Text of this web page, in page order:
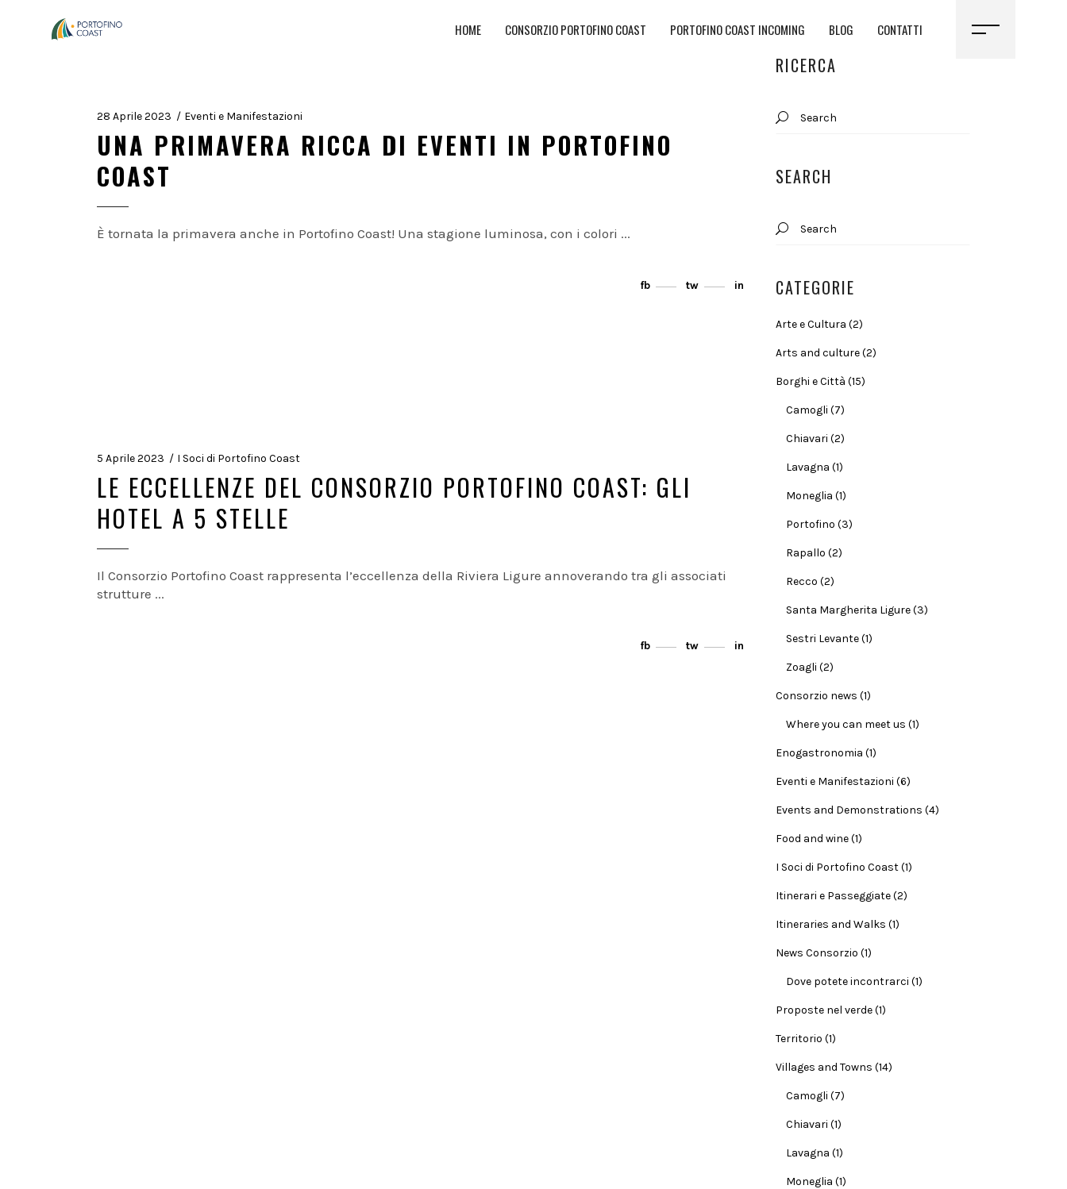
HOME CONSORZIO PORTOFINO COAST PORTOFINO COAST INCOMING BLOG CONTATTI
28 Aprile 2023 Eventi e Manifestazioni
UNA PRIMAVERA RICCA DI EVENTI IN PORTOFINO
COAST
È tornata la primavera anche in Portofino Coast! Una stagione luminosa, con i colori
fb tw in
5 Aprile 2023 I Soci di Portofino Coast
LE ECCELLENZE DEL CONSORZIO PORTOFINO COAST: GLI
HOTEL A 5 STELLE
Il Consorzio Portofino Coast rappresenta l’eccellenza della Riviera Ligure annoverando tra gli associati
strutture
fb tw in
RICERCA
Search
for:
SEARCH
Search
for:
CATEGORIE
Arte e Cultura (2)
Arts and culture(2)
Borghi e Città (15)
Camogli (7)
Chiavari (2)
Lavagna (1)
Moneglia (1)
Portofino (3)
Rapallo (2)
Recco (2)
Santa Margherita Ligure(3)
Sestri Levante(1)
Zoagli (2)
Consorzio news (1)
Where you can meet us (1)
Enogastronomia (1)
Eventi e Manifestazioni (6)
Events and Demonstrations (4)
Food and wine(1)
I Soci di Portofino Coast(1)
Itinerari e Passeggiate(2)
Itineraries and Walks (1)
News Consorzio (1)
Dove potete incontrarci (1)
Proposte nel verde(1)
Territorio (1)
Villages and Towns (14)
Camogli (7)
Chiavari (1)
Lavagna (1)
Moneglia (1)